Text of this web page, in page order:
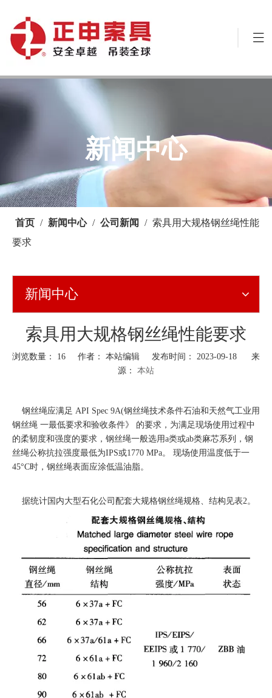
新闻中心
首页 / 新闻中心 / 公司新闻 / 索具用大规格钢丝绳性能
要求
新闻中心
索具用大规格钢丝绳性能要求
浏览数量： 16 作者： 本站编辑 发布时间： 2023-09-18 来
源： 本站
钢丝绳应满足 API Spec 9A(钢丝绳技术条件石油和天然气工业用
钢丝绳 一最低要求和验收条件》 的要求，为满足现场使用过程中
的柔韧度和强度的要求，钢丝绳一般选用a类或ab类麻芯系列，钢
丝绳公称抗拉强度最低为IPS或1770 MPa。 现场使用温度低于一
45°C时，钢丝绳表面应涂低温油脂。
据统计国内大型石化公司配套大规格钢丝绳规格、结构见表2。